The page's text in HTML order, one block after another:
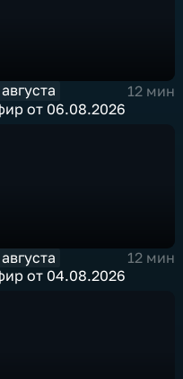
12 мин
от 06.08.2026
12 мин
от 04.08.2026